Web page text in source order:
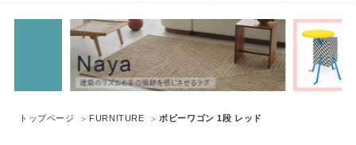
トップページ FURNITURE ボビーワゴン 1段 レッド